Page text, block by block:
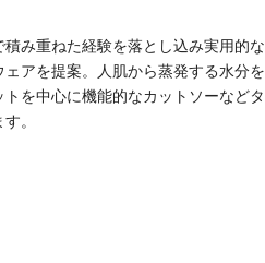
み重ねた経験を落とし込み実用的な
アを提案。人肌から蒸発する水分を
を中心に機能的なカットソーなどタ
。